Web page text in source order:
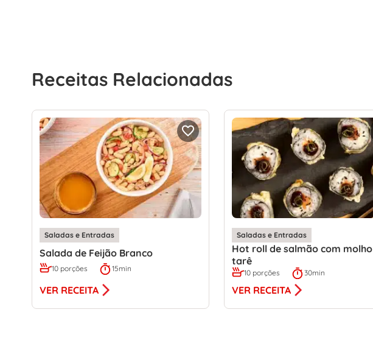
Receitas Relacionadas
Saladas e Entradas
Salada de Feijão Branco
10 porções 15min
VER RECEITA
Saladas e Entradas
Hot roll de salmão com molho
tarê
10 porções 30min
VER RECEITA